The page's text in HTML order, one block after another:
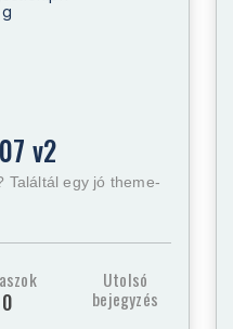
v2
Találtál egy jó theme-
0
Utolsó
bejegyzés